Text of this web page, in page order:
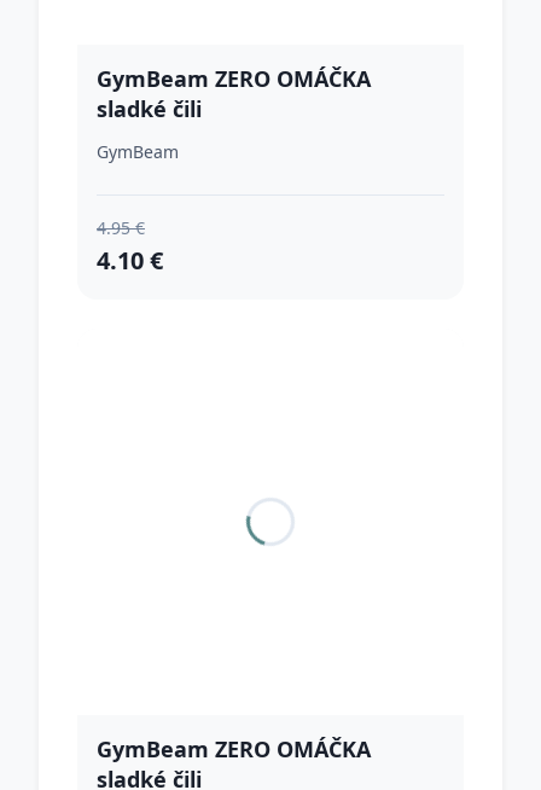
GymBeam ZERO OMÁČKA
sladké čili
GymBeam
4.95 €
4.10 €
GymBeam ZERO OMÁČKA
sladké čili